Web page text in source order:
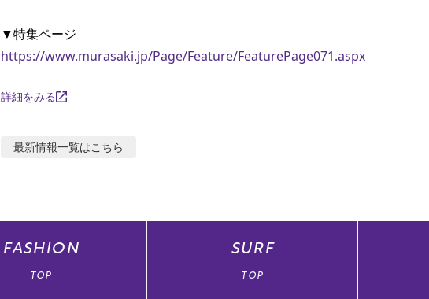
https://www.murasaki.jp/Page/Feature/FeaturePage071.aspx
詳細をみる
最新情報一覧はこちら
FASHION
TOP
SURF
TOP